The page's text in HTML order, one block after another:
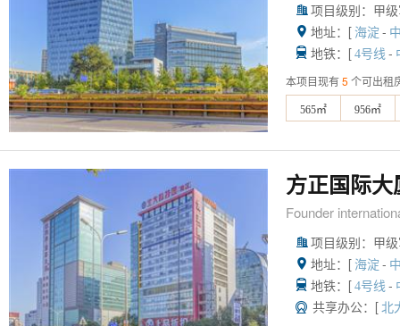
 项目级别：甲
 地址：[ 海淀 -
 地铁：[ 4号线 -
本项目现有5 个可出租
565㎡ 956㎡
方正国际大
Founder
 项目级别：甲
 地址：[ 海淀 -
 地铁：[ 4号线 -
 共享办公：[ 北